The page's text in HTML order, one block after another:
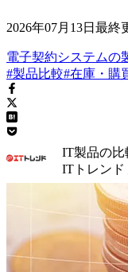
2026年07月13日 最終
電子契約システムの
#製品比較#在庫・購
IT製品の比
ITトレンド